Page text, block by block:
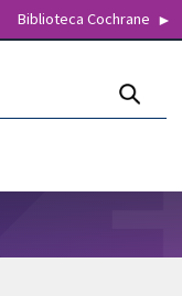
Biblioteca Cochrane